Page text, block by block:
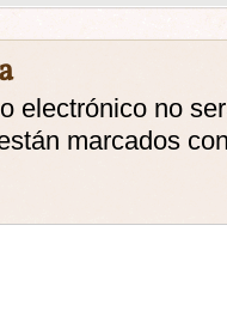
electrónico no
marcados